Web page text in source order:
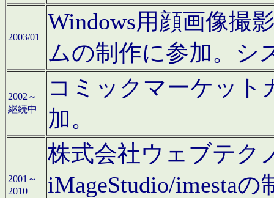
2003/01
Windows用顔画像撮
ムの制作に参加。シ
2002～
継続中
コミックマーケット
加。
2001～
2010
株式会社ウェブテク
iMageStudio/imesta